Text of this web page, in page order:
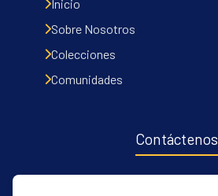
Inicio
Sobre Nosotros
Colecciones
Comunidades
Contáctenos